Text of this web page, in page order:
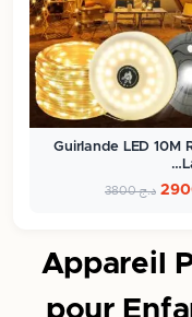
Guirlande LED 10M
د.ج3800
Appareil
pour